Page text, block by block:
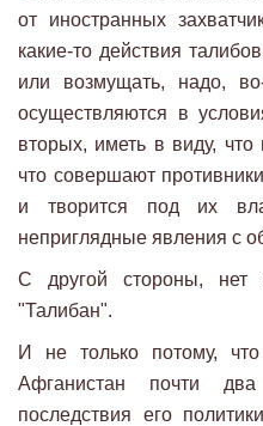
от иностранных
какие-то действия
или возмущать, надо,
осуществляются в
вторых, иметь в виду,
что совершают
и творится под их
неприглядные явления с
С другой стороны, нет
"Талибан".
И не только потому,
Афганистан почти два
последствия его